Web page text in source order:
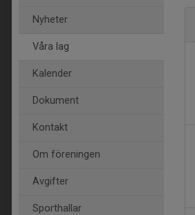
Nyheter
Våra lag
Kalender
Dokument
Kontakt
Om föreningen
Avgifter
Sporthallar